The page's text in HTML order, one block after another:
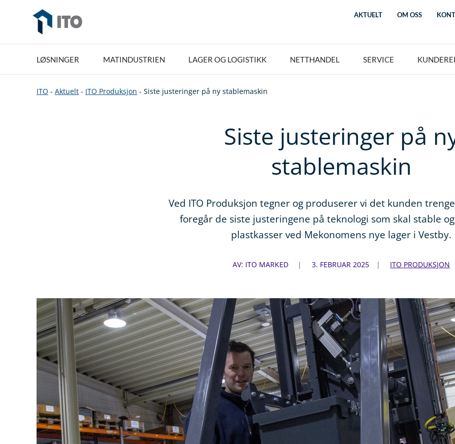
AKTUELT OM OSS
LØSNINGER MATINDUSTRIEN LAGER OG LOGISTIKK NETTHANDEL SERVICE
ITO - Aktuelt - ITO Produksjon - Siste justeringer på ny stablemaskin
Siste justeringer på
stablemaskin
Ved ITO Produksjon tegner og produserer vi det kunden
foregår de siste justeringene på teknologi som skal stable
plastkasser ved Mekonomens nye lager i Vestby.
AV: ITO MARKED 3. FEBRUAR 2025 ITO PRODUKSJON